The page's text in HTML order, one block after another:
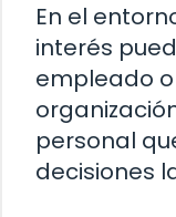
En el
interés
empleado
personal
decisiones